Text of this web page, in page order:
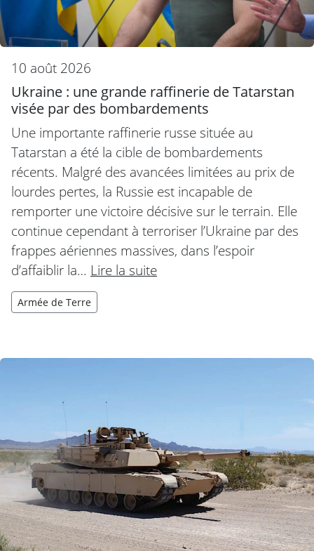
10 août 2026
Ukraine : une grande raffinerie de Tatarstan
visée par des bombardements
Une importante raffinerie russe située au
Tatarstan a été la cible de bombardements
récents. Malgré des avancées limitées au prix de
lourdes pertes, la Russie est incapable de
remporter une victoire décisive sur le terrain. Elle
continue cependant à terroriser l’Ukraine par des
frappes aériennes massives, dans l’espoir
d’affaiblir la… Lire la suite
Armée de Terre